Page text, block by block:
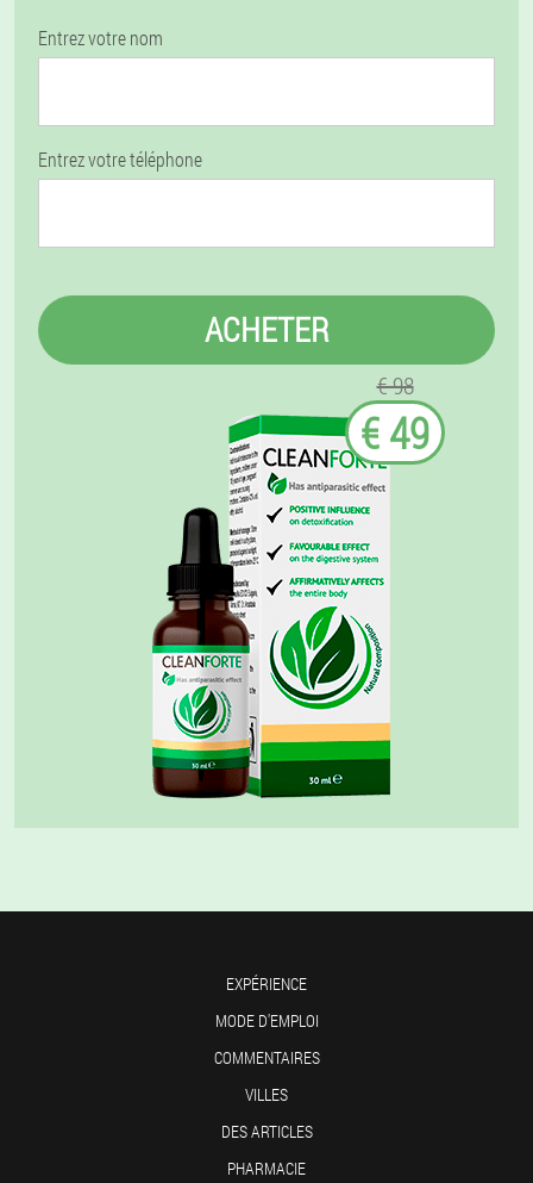
Entrez votre nom
Entrez votre téléphone
ACHETER
€ 98
€ 49
EXPÉRIENCE
MODE D'EMPLOI
COMMENTAIRES
VILLES
DES ARTICLES
PHARMACIE